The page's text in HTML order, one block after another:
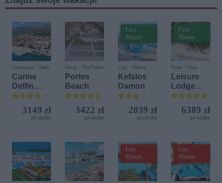
Czarnogóra / Bijela
Carine
Delfin
Bijela (ex.
Iberostar
Bijela
3149 zł
za osobę
Grecja / Nea Potidea
Portes
Beach
3422 zł
za osobę
First
Minute
Cypr / Paphos
Kefalos
Damon
2839 zł
za osobę
First
Minute
Kenia / Diani
Leisure
Lodge
Beach &
Golf
Resort by
Diamonds
6389 zł
za osobę
Last
Minute
Last
Minute